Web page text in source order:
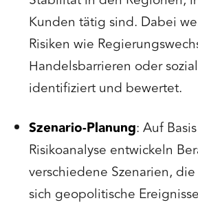
Kunden tätig sind. Dabei
Risiken wie
Handelsbarrieren oder
identifiziert und bewertet.
Szenario-Planung: Auf
Risikoanalyse entwickeln
verschiedene Szenarien,
sich geopolitische